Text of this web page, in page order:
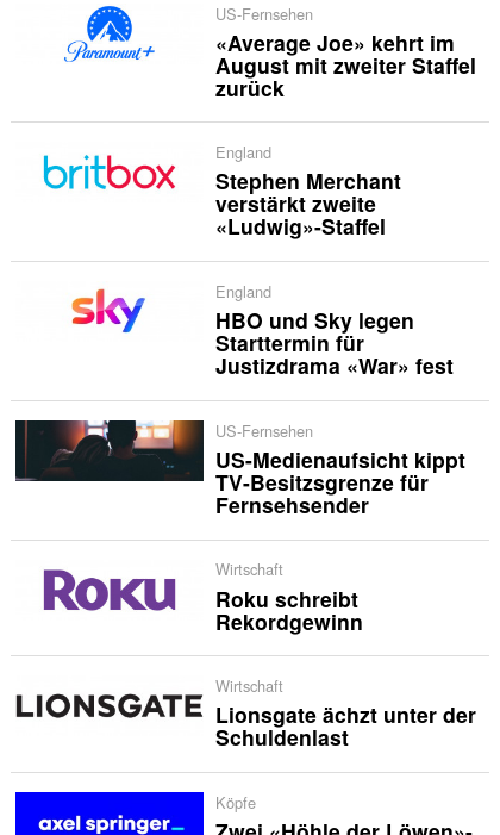
US-Fernsehen
«Average Joe» kehrt im
August mit zweiter Staffel
zurück
England
Stephen Merchant
verstärkt zweite
«Ludwig»-Staffel
England
HBO und Sky legen
Starttermin für
Justizdrama «War» fest
US-Fernsehen
US-Medienaufsicht kippt
TV-Besitzsgrenze für
Fernsehsender
Wirtschaft
Roku schreibt
Rekordgewinn
Wirtschaft
Lionsgate ächzt unter der
Schuldenlast
Köpfe